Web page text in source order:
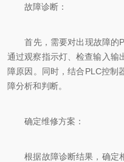
故障诊断：
首先，需要对出现故障的
通过观察指示灯、检查输入输
障原因。同时，结合PLC控制
障分析和判断。
确定维修方案：
根据故障诊断结果，确定